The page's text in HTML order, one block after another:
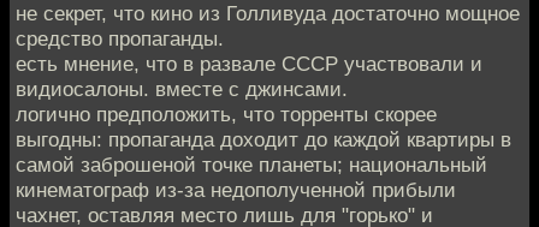
не секрет, что кино из Голливуда достаточно мощное
средство пропаганды.
есть мнение, что в развале СССР участвовали и
видиосалоны. вместе с джинсами.
логично предположить, что торренты скорее
выгодны: пропаганда доходит до каждой квартиры в
самой заброшеной точке планеты; национальный
кинематограф из-за недополученной прибыли
чахнет, оставляя место лишь для "горько" и